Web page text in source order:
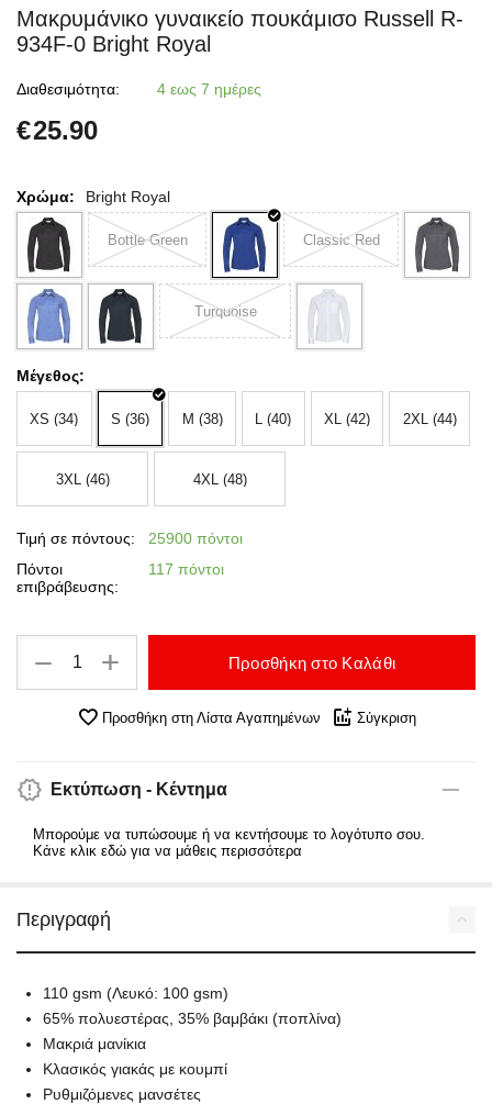
Μακρυμάνικο γυναικείο πουκάμισο Russell R-
934F-0 Bright Royal
Διαθεσιμότητα: 4 εως 7 ημέρες
€25.90
Χρώμα: Bright Royal
Bottle Green Classic Red
Turquoise
Μέγεθος:
XS (34) S (36) M (38) L (40) XL (42) 2XL (44)
3XL (46) 4XL (48)
Τιμή σε πόντους:
25900 πόντοι
Πόντοι
επιβράβευσης:
117 πόντοι
+
− Προσθήκη στο Καλάθι
Προσθήκη στη Λίστα Αγαπημένων Σύγκριση
Εκτύπωση - Κέντημα
Μπορούμε να τυπώσουμε ή να κεντήσουμε το λογότυπο σου.
Κάνε κλικ εδώ για να μάθεις περισσότερα
Περιγραφή
110 gsm (Λευκό: 100 gsm)
65% πολυεστέρας, 35% βαμβάκι (ποπλίνα)
Μακριά μανίκια
Κλασικός γιακάς με κουμπί
Ρυθμιζόμενες μανσέτες